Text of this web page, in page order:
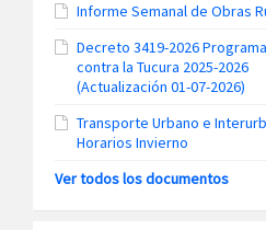
Informe Semanal de Obras
Decreto 3419-2026
contra la Tucura 2025-2026
(Actualización 01-07-2026)
Transporte Urbano e
Horarios Invierno
Ver todos los documentos